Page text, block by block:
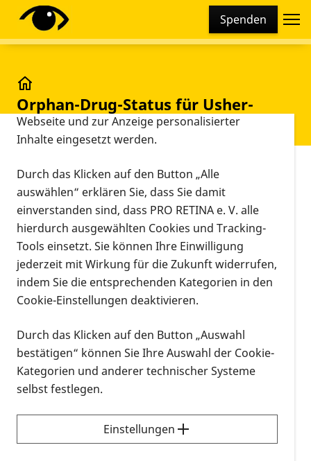
Spenden
Orphan-Drug-Status für Usher-
Gentherapie
Vorlesen
Gentherapie für Usher-Syndrom Typ
I B:Orphan-Drug-Status
Die Europäische Arzneimittelagentur vergibt einer
Biotech-Firma aus Großbritannien den "
Orphan-
Drug-Status
" für die Weiterentwicklung einer
Gentherapie beim Usher-Syndrom vom Typ I B.
Was ist das Usher-Syndrom vom Typ I B?
Darunter bezeichnet man die Kombination von
angeborener Gehörlosigkeit mit überwiegend in der
Beim Usher-Syndrom Typ I unterscheidet man
insgesamt 7 Typen (A-G).
Diese Webseite setzt verschiedene Cookies und
Tracking-Tools ein. Dies beinhaltet Cookies und
technisch notwendig sind, die zu statistischen
Zwecken sowie zur besseren Bedienbarkeit der
Webseite und zur Anzeige personalisierter
Inhalte eingesetzt werden.
Durch das Klicken auf den Button „Alle
auswählen“ erklären Sie, dass Sie damit
einverstanden sind, dass PRO RETINA e. V. alle
hierdurch ausgewählten Cookies und Tracking-
Tools einsetzt. Sie können Ihre Einwilligung
jederzeit mit Wirkung für die Zukunft widerrufen,
indem Sie die entsprechenden Kategorien in den
Cookie-Einstellungen deaktivieren.
Durch das Klicken auf den Button „Auswahl
bestätigen“ können Sie Ihre Auswahl der Cookie-
Kategorien und anderer technischer Systeme
selbst festlegen.
Einstellungen